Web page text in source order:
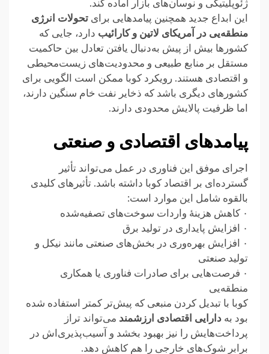
ژئوپلیتیکی و نوسان‌های بازار آماده کند.
این ابداع جدید همچنین پیامدهایی برای تحولات انرژی
منطقه‌یی در آمریکای لاتین و کارائیب دارد، جایی که
کشورها بیش از پیش به‌دنبال یافتن تعادل بین حاکمیت
مستقل بر منابع طبیعی و محدودیت‌های زیست‌محیطی
و اقتصادی هستند. رویکرد کوبا ممکن است الگویی برای
کشورهای دیگری باشد که ذخایر نفت خام سنگین دارند،
اما ظرفیت پالایش محدودی دارند.
پیامدهای اقتصادی و صنعتی
اجرای موفق این فناوری در عمل می‌تواند تأثیر
گسترده‌ای بر اقتصاد کوبا داشته باشد. تأثیرهای کلیدی
بالقوه شامل این موارد است:
۰ کاهش هزینهٔ واردات سوخت‌های تصفیه‌شده
۰ افزایش پایداری در تولید برق
۰ افزایش بهره‌وری در بخش‌های صنعتی مانند نیکل و
تولید صنعتی
۰ فرصت‌هایی برای صادرات فناوری یا همکاری
منطقه‌یی
کوبا با تبدیل کردن منبعی که پیش‌تر کمتر استفاده شده
بود به دارایی اقتصادی ارزشمند می‌تواند تراز
پرداخت‌هایش را نیز بهبود بخشد و آسیب‌پذیری‌اش در
برابر شوک‌های خارجی را هم کاهش دهد.